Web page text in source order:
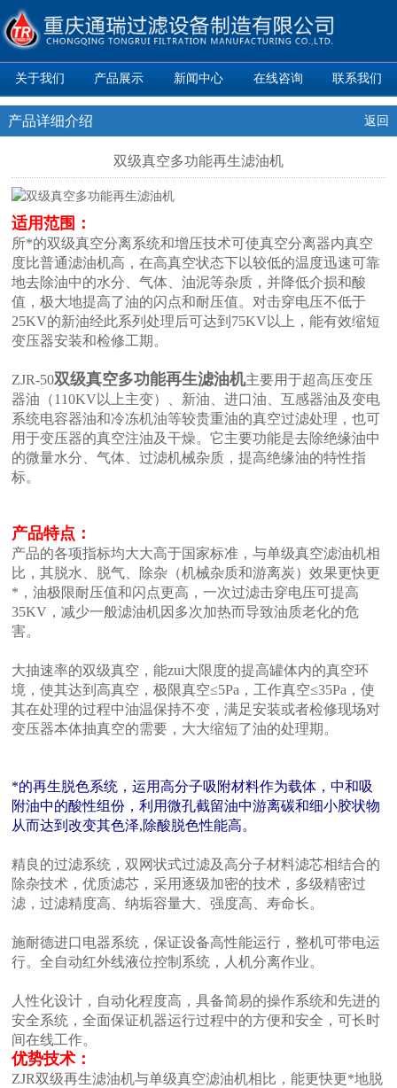
关于我们 产品展示 新闻中心 在线咨询 联系我们
产品详细介绍 返回
双级真空多功能再生滤油机
适用范围：
所*的双级真空分离系统和增压技术可使真空分离器内真空
度比普通滤油机高，在高真空状态下以较低的温度迅速可靠
地去除油中的水分、气体、油泥等杂质，并降低介损和酸
值，极大地提高了油的闪点和耐压值。对击穿电压不低于
25KV的新油经此系列处理后可达到75KV以上，能有效缩短
变压器安装和检修工期。
ZJR-50双级真空多功能再生滤油机主要用于超高压变压
器油（110KV以上主变）、新油、进口油、互感器油及变电
系统电容器油和冷冻机油等较贵重油的真空过滤处理，也可
用于变压器的真空注油及干燥。它主要功能是去除绝缘油中
的微量水分、气体、过滤机械杂质，提高绝缘油的特性指
标。
产品特点：
产品的各项指标均大大高于国家标准，与单级真空滤油机相
比，其脱水、脱气、除杂（机械杂质和游离炭）效果更快更
*，油极限耐压值和闪点更高，一次过滤击穿电压可提高
35KV，减少一般滤油机因多次加热而导致油质老化的危
害。
大抽速率的双级真空，能zui大限度的提高罐体内的真空环
境，使其达到高真空，极限真空≤5Pa，工作真空≤35Pa，使
其在处理的过程中油温保持不变，满足安装或者检修现场对
变压器本体抽真空的需要，大大缩短了油的处理期。
*的再生脱色系统，运用高分子吸附材料作为载体，中和吸
附油中的酸性组份，利用微孔截留油中游离碳和细小胶状物
从而达到改变其色泽,除酸脱色性能高。
精良的过滤系统，双网状式过滤及高分子材料滤芯相结合的
除杂技术，优质滤芯，采用逐级加密的技术，多级精密过
滤，过滤精度高、纳垢容量大、强度高、寿命长。
施耐德进口电器系统，保证设备高性能运行，整机可带电运
行。全自动红外线液位控制系统，人机分离作业。
人性化设计，自动化程度高，具备简易的操作系统和先进的
安全系统，全面保证机器运行过程中的方便和安全，可长时
间在线工作。
优势技术：
ZJR双级再生滤油机与单级真空滤油机相比，能更快更*地脱